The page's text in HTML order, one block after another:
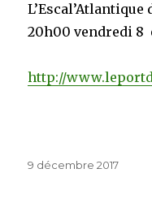
L’Escal’Atlantique
20h00 vendredi 8
http://
Publié
9 décembre 2017